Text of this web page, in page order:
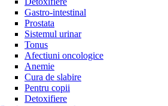
Gastro-intestinal
Prostata
Sistemul urinar
Tonus
Afectiuni oncologice
Anemie
Cura de slabire
Pentru copii
Detoxifiere